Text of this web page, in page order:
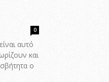
0
αυτό
και
ο